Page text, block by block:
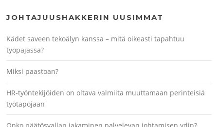
JOHTAJUUSHAKKERIN UUSIMMAT
Kädet saveen tekoälyn kanssa – mitä oikeasti tapahtuu
työpajassa?
Miksi paastoan?
HR-työntekijöiden on oltava valmiita muuttamaan perinteisiä
työtapojaan